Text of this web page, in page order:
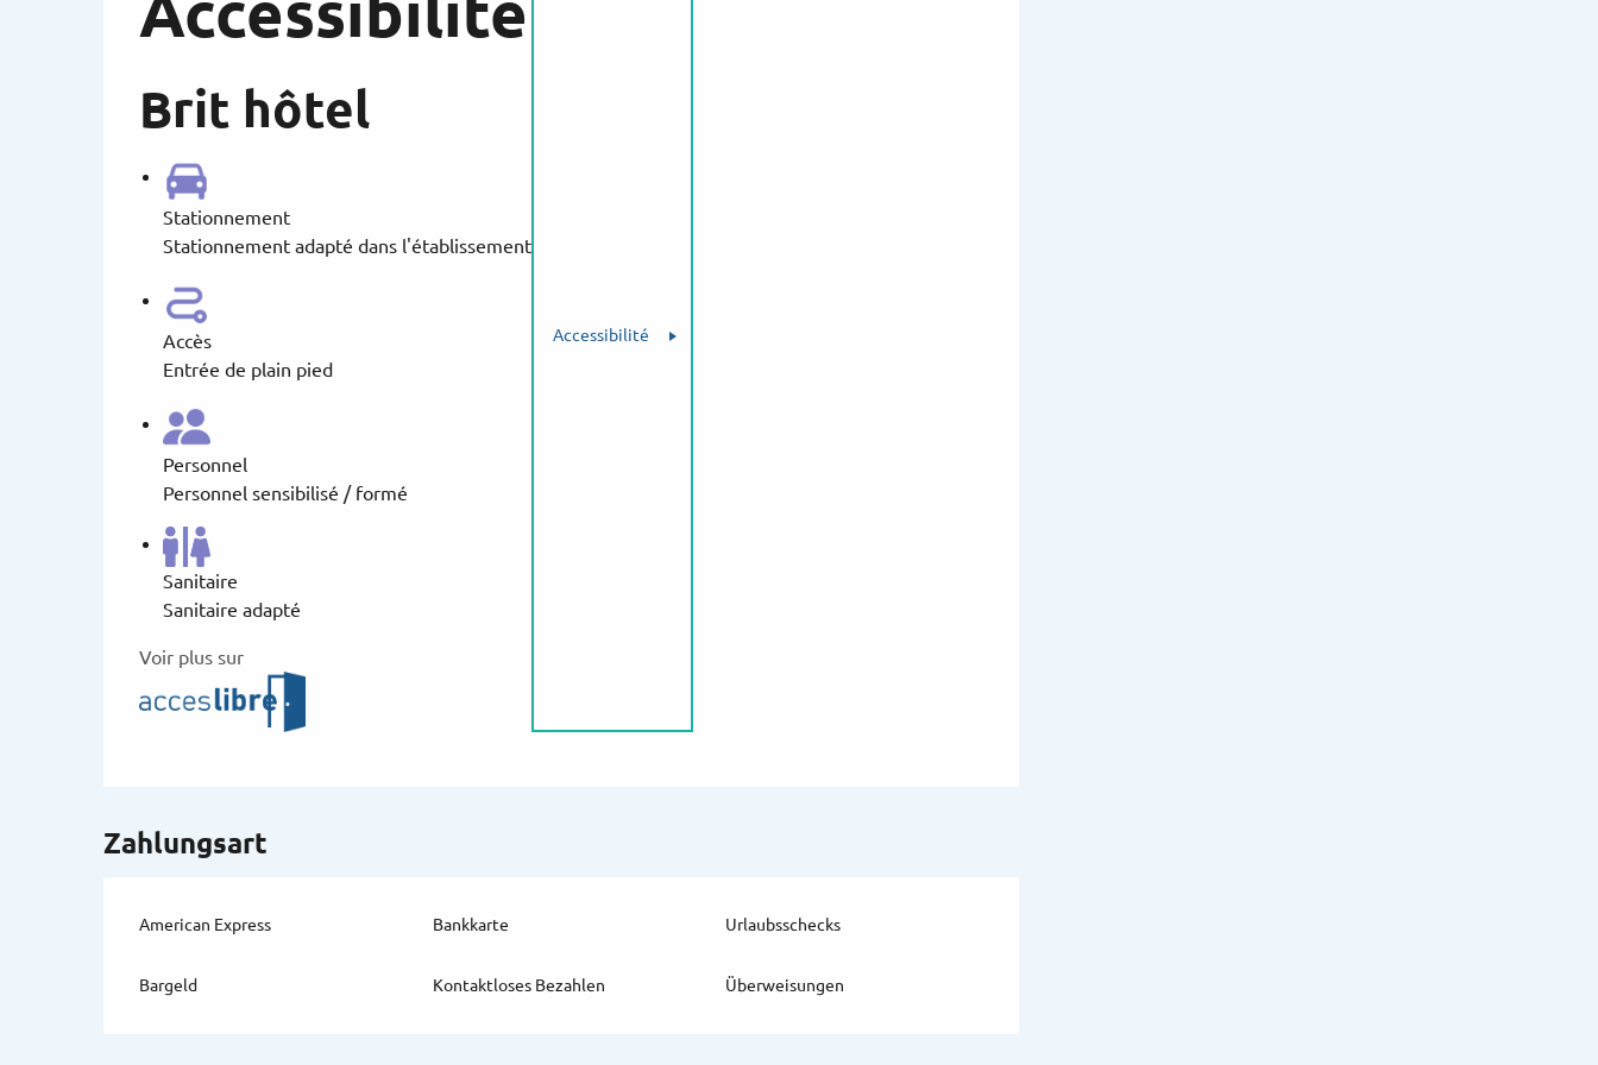
Brit hôtel
Stationnement
Stationnement adapté dans l'établissement
Accès
Entrée de plain pied
Personnel
Personnel sensibilisé / formé
Sanitaire
Sanitaire adapté
Voir plus sur
Accessibilité
Zahlungsart
American Express Bankkarte Urlaubsschecks
Bargeld Kontaktloses Bezahlen Überweisungen